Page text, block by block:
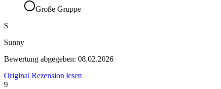
Große Gruppe
S
Sunny
Bewertung abgegeben: 08.02.2026
Original Rezension lesen
9